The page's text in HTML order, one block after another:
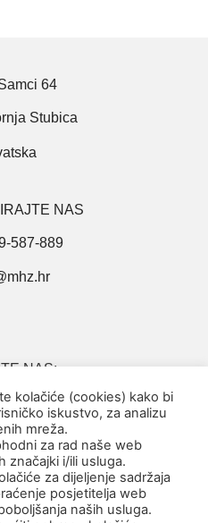
64
Stubica
NAS
587-889
NAS:
privatnosti
kolačiće (cookies) kako bi
iskustvo, za analizu
mreža.
za rad naše web
značajki i/ili usluga.
za dijeljenje sadržaja
posjetitelja web
naših usluga.